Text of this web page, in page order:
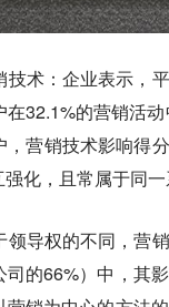
术： 企业表示，
32.1%的营销活
营销技术影响得
化，且常属于同一
领导权的不同，营
的66%）中，其